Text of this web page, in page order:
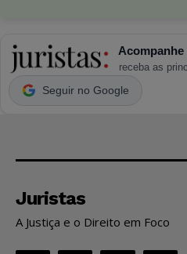
receba as
Seguir no Google
Juristas
A Justiça e o Direito em Foco